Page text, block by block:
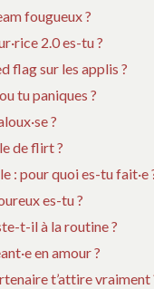
fougueux ?
2.0 es-tu ?
flag sur les applis ?
tu paniques ?
?
de flirt ?
: pour quoi es-tu fait·e
es-tu ?
t-il à la routine ?
en amour ?
t’attire vraiment